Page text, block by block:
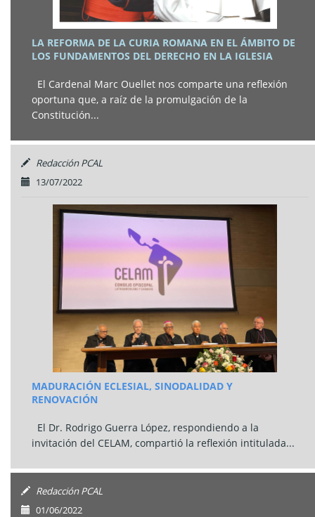
LA REFORMA DE LA CURIA ROMANA EN EL ÁMBITO DE
LOS FUNDAMENTOS DEL DERECHO EN LA IGLESIA
El Cardenal Marc Ouellet nos comparte una reflexión
oportuna que, a raíz de la promulgación de la
Constitución...
Redacción PCAL
13/07/2022
MADURACIÓN ECLESIAL, SINODALIDAD Y
RENOVACIÓN
El Dr. Rodrigo Guerra López, respondiendo a la
invitación del CELAM, compartió la reflexión intitulada...
Redacción PCAL
01/06/2022